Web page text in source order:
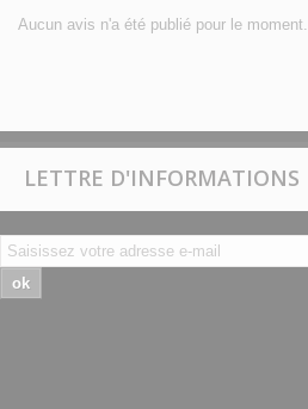
Aucun avis n'a été publié pour le moment.
LETTRE D'INFORMATIONS
ok